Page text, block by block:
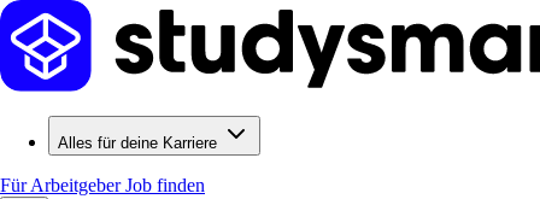
Alles für deine Karriere
Für ArbeitgeberJob finden